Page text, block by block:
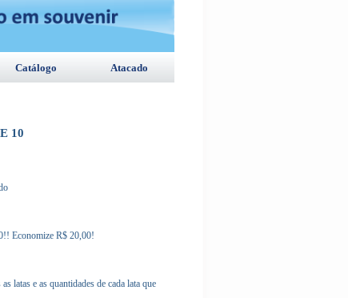
Catálogo Atacado
10
Economize R$ 20,00!
latas e as quantidades de cada lata que